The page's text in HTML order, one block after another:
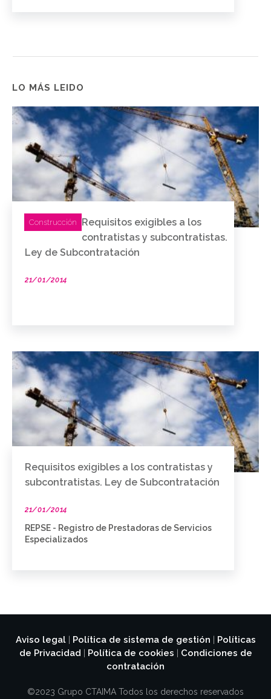
LO MÁS LEIDO
Construcción
Requisitos exigibles a los
contratistas y subcontratistas.
Ley de Subcontratación
21/01/2014
Requisitos exigibles a los contratistas y
subcontratistas. Ley de Subcontratación
21/01/2014
REPSE - Registro de Prestadoras de Servicios
Especializados
Aviso legal| Política de sistema de gestión
Políticas
de Privacidad
Política de cookies
Condiciones de
contratación
©2023 Grupo CTAIMA Todos los derechos reservados